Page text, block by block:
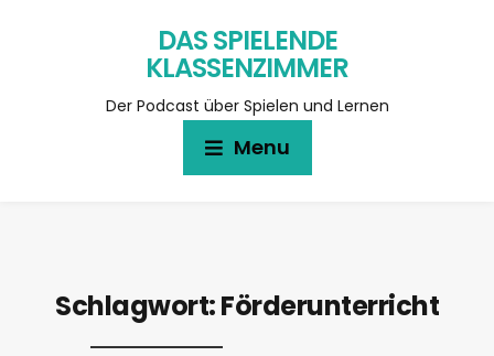
DAS SPIELENDE
KLASSENZIMMER
Der Podcast über Spielen und Lernen
Menu
Schlagwort:Förderunterricht